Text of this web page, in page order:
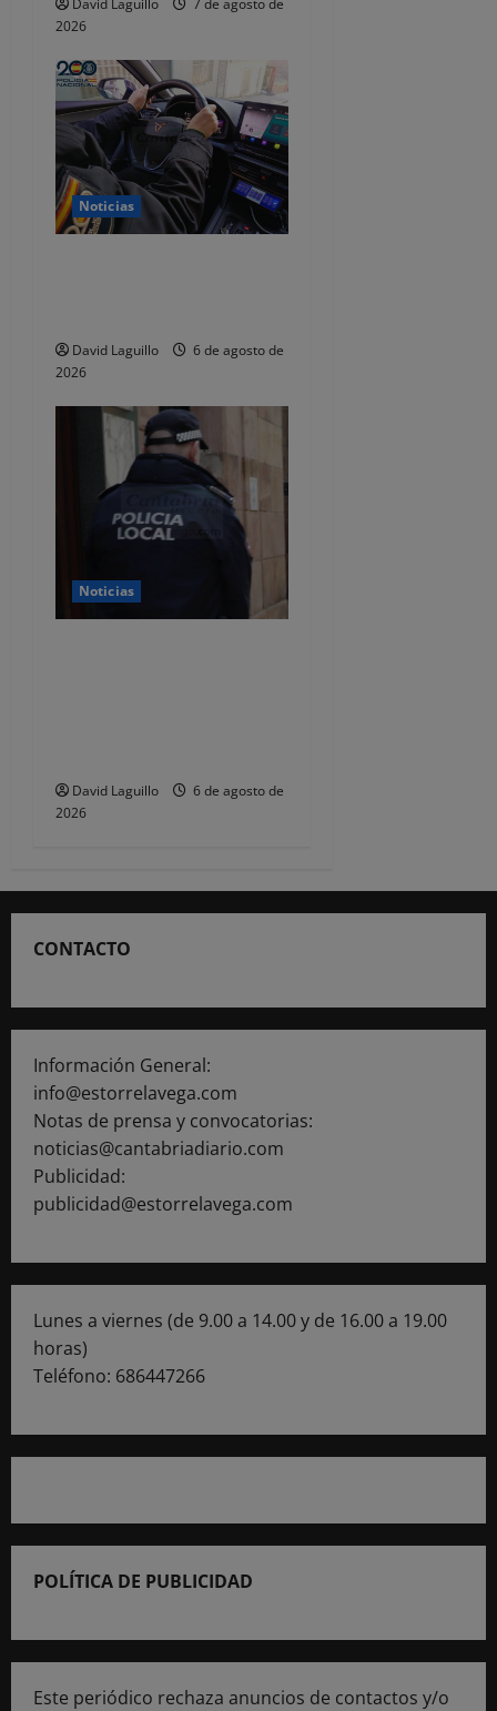
n
t
r
a
d
2026
Noticias
David Laguillo
6 de agosto de
2026
Noticias
David Laguillo
6 de agosto de
2026
CONTACTO
Información General:
info@estorrelavega.com
Notas de prensa y convocatorias:
noticias@cantabriadiario.com
Publicidad:
publicidad@estorrelavega.com
Lunes a viernes (de 9.00 a 14.00 y de 16.00 a 19.00
horas)
Teléfono: 686447266
POLÍTICA DE PUBLICIDAD
Este periódico rechaza anuncios de contactos y/o